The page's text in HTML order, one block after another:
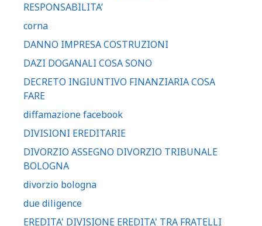
RESPONSABILITA’
corna
DANNO IMPRESA COSTRUZIONI
DAZI DOGANALI COSA SONO
DECRETO INGIUNTIVO FINANZIARIA COSA
FARE
diffamazione facebook
DIVISIONI EREDITARIE
DIVORZIO ASSEGNO DIVORZIO TRIBUNALE
BOLOGNA
divorzio bologna
due diligence
EREDITA' DIVISIONE EREDITA' TRA FRATELLI